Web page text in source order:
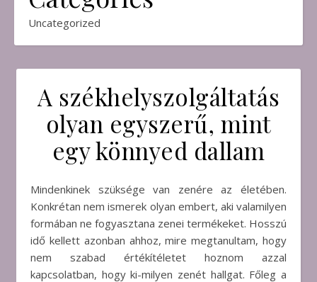
Uncategorized
A székhelyszolgáltatás
olyan egyszerű, mint
egy könnyed dallam
Mindenkinek szüksége van zenére az életében.
Konkrétan nem ismerek olyan embert, aki valamilyen
formában ne fogyasztana zenei termékeket. Hosszú
idő kellett azonban ahhoz, mire megtanultam, hogy
nem szabad értékítéletet hoznom azzal
kapcsolatban, hogy ki-milyen zenét hallgat. Főleg a